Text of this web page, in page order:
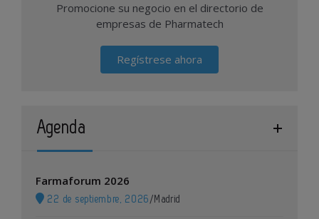
Promocione su negocio en el directorio de
empresas de Pharmatech
Regístrese ahora
Agenda
Farmaforum 2026
22 de septiembre, 2026 / Madrid